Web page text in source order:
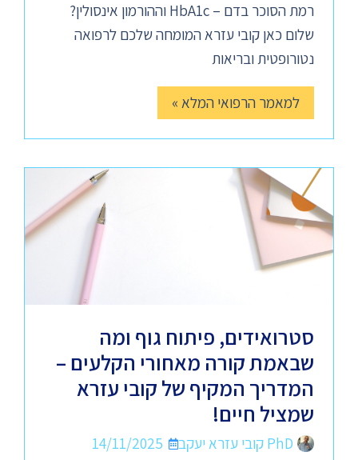
רמת הסוכר בדם – HbA1c וההורמון אינסולין?
שלום כאן קובי עזרא המומחה שלכם לרפואה
נטורופטית ובריאות
למאמר הרפואי המלא »
סטרואידים, פיתוח גוף ומה
שבאמת קורה מאחורי הקלעים –
המדריך המקיף של קובי עזרא
שמציל חיים!
PhD קובי עזרא יעקב
14/11/2025